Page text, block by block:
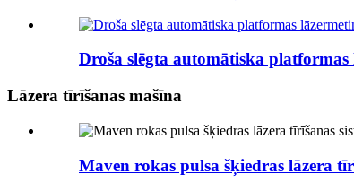
Droša slēgta automātiska
Lāzera tīrīšanas mašīna
Maven rokas pulsa šķiedras lāzera